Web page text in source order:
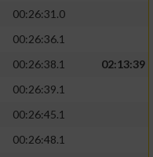
00:26:31.0
00:26:36.1
00:26:38.1
02:13:39
00:26:39.1
00:26:45.1
00:26:48.1